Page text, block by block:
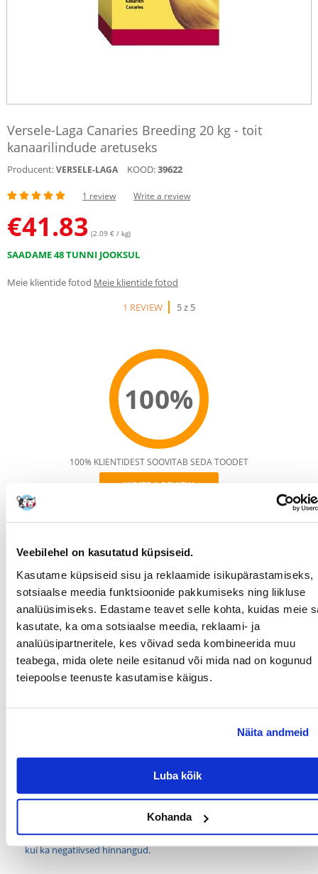
Veebilehel on kasutatud küpsiseid.
Kasutame küpsiseid sisu ja reklaamide isikupärastamiseks,
sotsiaalse meedia funktsioonide pakkumiseks ning liikluse
analüüsimiseks. Edastame teavet selle kohta, kuidas meie
kasutate, ka oma sotsiaalse meedia, reklaami- ja
analüüsipartneritele, kes võivad seda kombineerida muu
teabega, mida olete neile esitanud või mida nad on kogunud
teiepoolse teenuste kasutamise käigus.
Näita andmeid
Luba kõik
Kohanda
Versele-Laga Canaries Breeding 20 kg - toit
kanaarilindude aretuseks
Producent:VERSELE-LAGA KOOD:39622
1 review Write a review
€41.83 (2.09 € / kg)
SAADAME 48 TUNNI JOOKSUL
Meie klientide fotod Meie klientide fotod
1 REVIEW
5 z 5
100%
100% KLIENTIDEST SOOVITAB SEDA TOODET
WRITE A REVIEW
Parameetrid
PAKENDI KAAL (KG): 20
TÄIENDAV KASU
TERVISELE:
Reproduktsioon
PRODUCENT:
JAOKS:
Ainult registreeritud FERA.EE kliendid, kes on toote ostnud,
saavad seda hinnata. Tärnireiting on kõigi hinnangute
keskmine. Pärast tagasiside töötlemist avaldame nii positiivsed
kui ka negatiivsed hinnangud.